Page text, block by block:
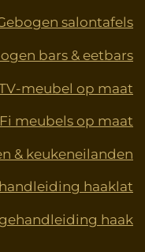
salontafels
bars & eetbars
meubel op maat
meubels op maat
& keukeneilanden
haaklat
haak